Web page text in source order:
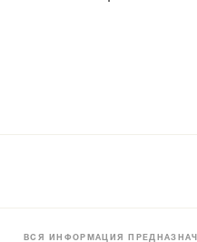
ВСЯ ИНФОРМАЦИЯ